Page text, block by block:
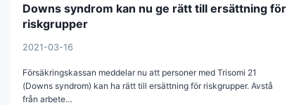
Downs syndrom kan nu ge rätt till ersättning för
riskgrupper
2021-03-16
Försäkringskassan meddelar nu att personer med Trisomi 21
(Downs syndrom) kan ha rätt till ersättning för riskgrupper. Avstå
från arbete…